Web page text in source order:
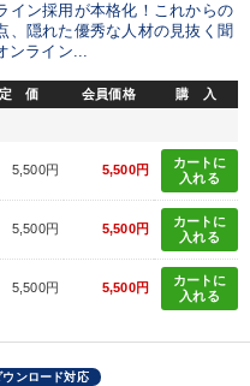
イン採用が本格化！これからの
、隠れた優秀な人材の見抜く聞
ンライン...
定 価 会員価格 購 入
5,500円 5,500円
カートに
入れる
5,500円 5,500円
カートに
入れる
5,500円 5,500円
カートに
入れる
ウンロード対応